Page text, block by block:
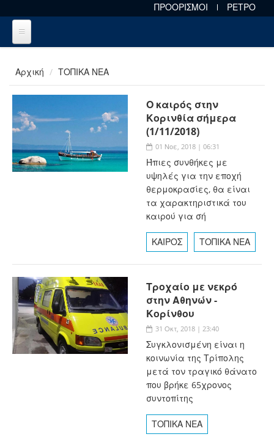
ΠΡΟΟΡΙΣΜΟΙ ΡΕΤΡΟ
Αρχική ΤΟΠΙΚΑ ΝΕΑ
Ο καιρός στην
Κορινθία σήμερα
(1/11/2018)
01 Νοε, 2018 | 06:31
Ήπιες συνθήκες με
υψηλές για την εποχή
θερμοκρασίες, θα είναι
τα χαρακτηριστικά του
καιρού για σή
ΚΑΙΡΟΣ ΤΟΠΙΚΑ ΝΕΑ
Τροχαίο με νεκρό
στην Αθηνών -
Κορίνθου
31 Οκτ, 2018 | 23:40
Συγκλονισμένη είναι η
κοινωνία της Τρίπολης
μετά τον τραγικό θάνατο
που βρήκε 65χρονος
συντοπίτης
ΤΟΠΙΚΑ ΝΕΑ